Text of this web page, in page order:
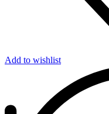
Add to wishlist